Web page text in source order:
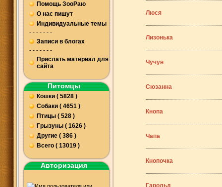
Помощь ЗооРаю
О нас пишут
Индивидуальные темы
- - - - - - -
Записи в блогах
- - - - - - -
Прислать материал для
сайта
Питомцы
Кошки ( 5828 )
Собаки ( 4651 )
Птицы ( 528 )
Грызуны ( 1626 )
Другие ( 386 )
Всего ( 13019 )
Авторизация
Люся
Лизонька
Чучун
Сюзанна
Кнопа
Чапа
Кнопочка
Гарольд